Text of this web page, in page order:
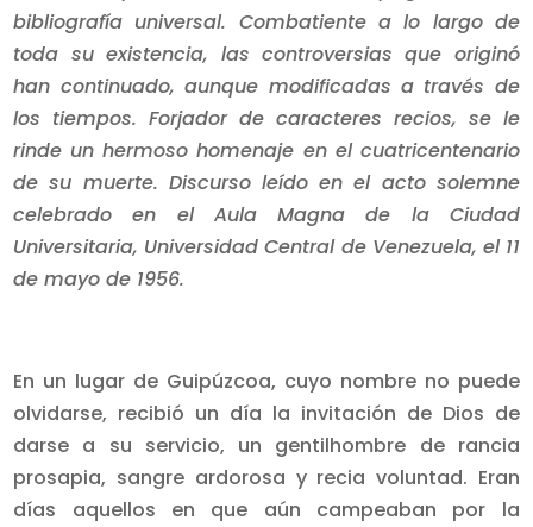
bibliografía universal. Combatiente a lo largo de
toda su existencia, las controversias que originó
han continuado, aunque modificadas a través de
los tiempos. Forjador de caracteres recios, se le
rinde un hermoso homenaje en el cuatricentenario
de su muerte. Discurso leído en el acto solemne
celebrado en el Aula Magna de la Ciudad
Universitaria, Universidad Central de Venezuela, el 11
de mayo de 1956.
En un lugar de Guipúzcoa, cuyo nombre no puede
olvidarse, recibió un día la invitación de Dios de
darse a su servicio, un gentilhombre de rancia
prosapia, sangre ardorosa y recia voluntad. Eran
días aquellos en que aún campeaban por la